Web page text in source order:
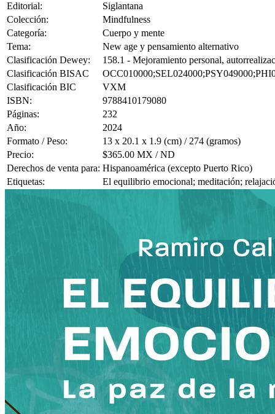
Editorial:
Siglantana
Colección:
Mindfulness
Categoría:
Cuerpo y mente
Tema:
New age y pensamiento alternativo
Clasificación Dewey:
158.1 - Mejoramiento personal,
Clasificación BISAC
Clasificación BIC
VXM
ISBN:
9788410179080
Páginas:
232
Año:
2024
Formato / Peso:
13 x 20.1 x 1.9 (cm) / 274 (gramos)
Precio:
$365.00 MX / ND
Derechos de venta para: Hispanoamérica (excepto Puerto Rico)
Etiquetas:
El equilibrio emocional; meditación;